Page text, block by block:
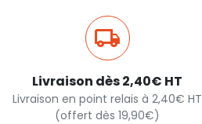
Livraison dès 2,40€ HT
Livraison en point relais à 2,40€ HT
(offert dès 19,90€)